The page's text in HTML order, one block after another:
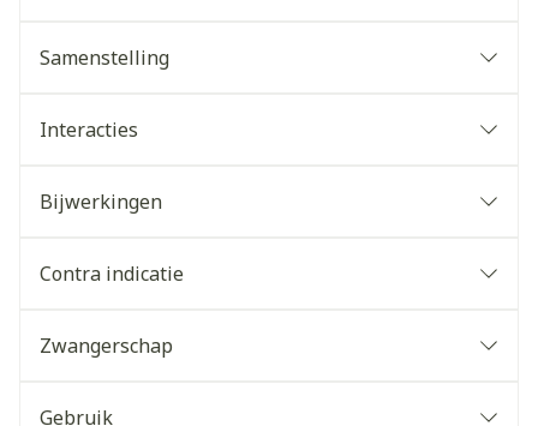
Samenstelling
Interacties
Bijwerkingen
Contra indicatie
Zwangerschap
Gebruik